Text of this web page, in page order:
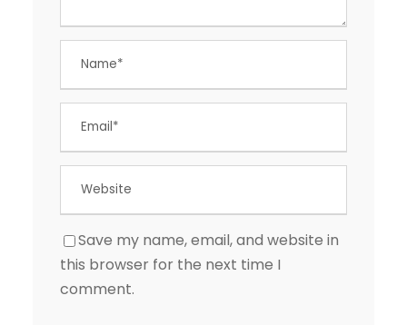
Save my name, email, and website in
this browser for the next time I
comment.